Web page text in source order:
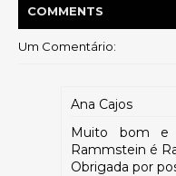
COMMENTS
Um Comentário:
Ana Cajos
Muito bom e
Rammstein é
Obrigada por